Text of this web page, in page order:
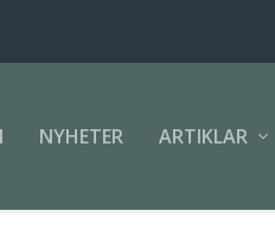
NYHETER ARTIKLAR